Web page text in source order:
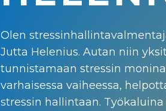
Olen
Jutta Helenius. Autan niin
tunnistamaan stressin
varhaisessa vaiheessa,
stressin hallintaan.